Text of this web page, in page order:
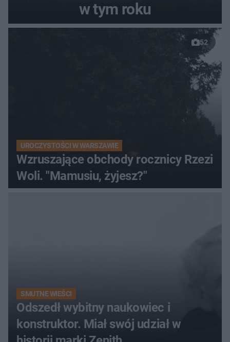
w tym roku
52
UROCZYSTOŚCI W WARSZAWIE
Wzruszające obchody rocznicy Rzezi
Woli. "Mamusiu, żyjesz?"
SMUTNE WIEŚCI
Odszedł wybitny naukowiec i
konstruktor. Miał swój udział w